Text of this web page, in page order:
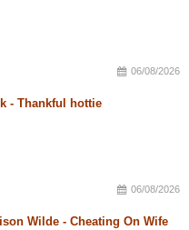
06/08/2026
- Thankful hottie
06/08/2026
Wilde - Cheating On Wife